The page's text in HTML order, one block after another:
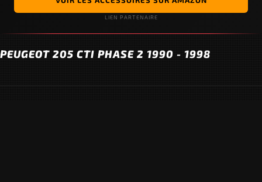
LIEN PARTENAIRE
PEUGEOT 205 CTI PHASE 2 1990 - 1998